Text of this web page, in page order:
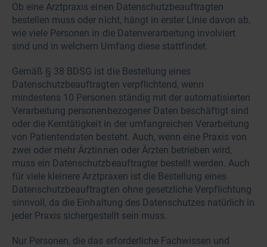
Ob eine Arztpraxis einen Datenschutzbeauftragten
bestellen muss oder nicht, hängt in erster Linie davon ab,
wie viele Personen in die Datenverarbeitung involviert
sind und in welchem Umfang diese stattfindet.
Gemäß § 38 BDSG ist die Bestellung eines
Datenschutzbeauftragten verpflichtend, wenn
mindestens 10 Personen ständig mit der automatisierten
Verarbeitung personenbezogener Daten beschäftigt sind
oder die Kerntätigkeit in der umfangreichen Verarbeitung
von Patientendaten besteht. Auch, wenn eine Praxis von
zwei oder mehr Ärztinnen oder Ärzten betrieben wird,
muss ein Datenschutzbeauftragter bestellt werden. Auch
für viele kleinere Arztpraxen ist die Bestellung eines
Datenschutzbeauftragten ohne gesetzliche Verpflichtung
sinnvoll, da die Einhaltung des Datenschutzes natürlich in
jeder Praxis sichergestellt sein muss.
Nur Personen, die das erforderliche Fachwissen und